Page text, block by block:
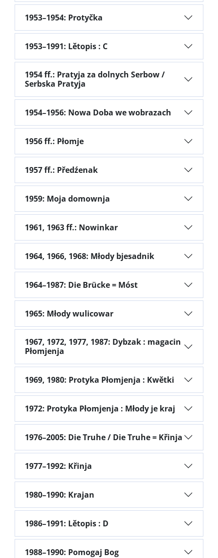
1953–1954: Protyčka
1953–1991: Lětopis : C
1954 ff.: Pratyja za dolnych Serbow /
Serbska Pratyja
1954–1956: Nowa Doba we wobrazach
1956 ff.: Płomje
1957 ff.: Předźenak
1959: Moja domownja
1961, 1963 ff.: Nowinkar
1964, 1966, 1968: Młody bjesadnik
1964–1987: Die Brücke = Móst
1965: Młody wulicowar
1967, 1972, 1977, 1987: Dybzak : magacin
Płomjenja
1969, 1980: Protyka Płomjenja : Kwětki
1972: Protyka Płomjenja : Młody je kraj
1976–2005: Die Truhe / Die Truhe = Křinja
1977–1992: Křinja
1980–1990: Krajan
1986–1991: Lětopis : D
1988–1990: Pomogaj Bog